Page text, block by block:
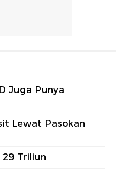
Juga Punya
Lewat Pasokan
29 Triliun